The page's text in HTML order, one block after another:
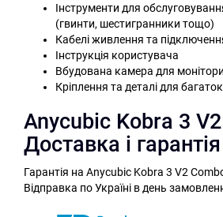
Інструменти для
(гвинти, шестигранники тощо)
Кабелі живлення та
Інструкція користувача
Вбудована камера для
Кріплення та деталі для
Anycubic Kobra 3
Доставка і гарантія
Гарантія на Anycubic Kobra 3 V2
Відправка по Україні в день